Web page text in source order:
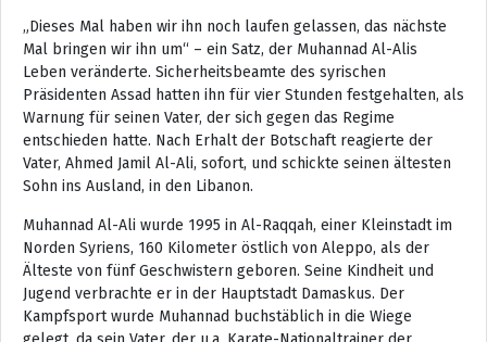
„Dieses Mal haben wir ihn noch laufen gelassen, das nächste
Mal bringen wir ihn um“ – ein Satz, der Muhannad Al-Alis
Leben veränderte. Sicherheitsbeamte des syrischen
Präsidenten Assad hatten ihn für vier Stunden festgehalten, als
Warnung für seinen Vater, der sich gegen das Regime
entschieden hatte. Nach Erhalt der Botschaft reagierte der
Vater, Ahmed Jamil Al-Ali, sofort, und schickte seinen ältesten
Sohn ins Ausland, in den Libanon.
Muhannad Al-Ali wurde 1995 in Al-Raqqah, einer Kleinstadt im
Norden Syriens, 160 Kilometer östlich von Aleppo, als der
Älteste von fünf Geschwistern geboren. Seine Kindheit und
Jugend verbrachte er in der Hauptstadt Damaskus. Der
Kampfsport wurde Muhannad buchstäblich in die Wiege